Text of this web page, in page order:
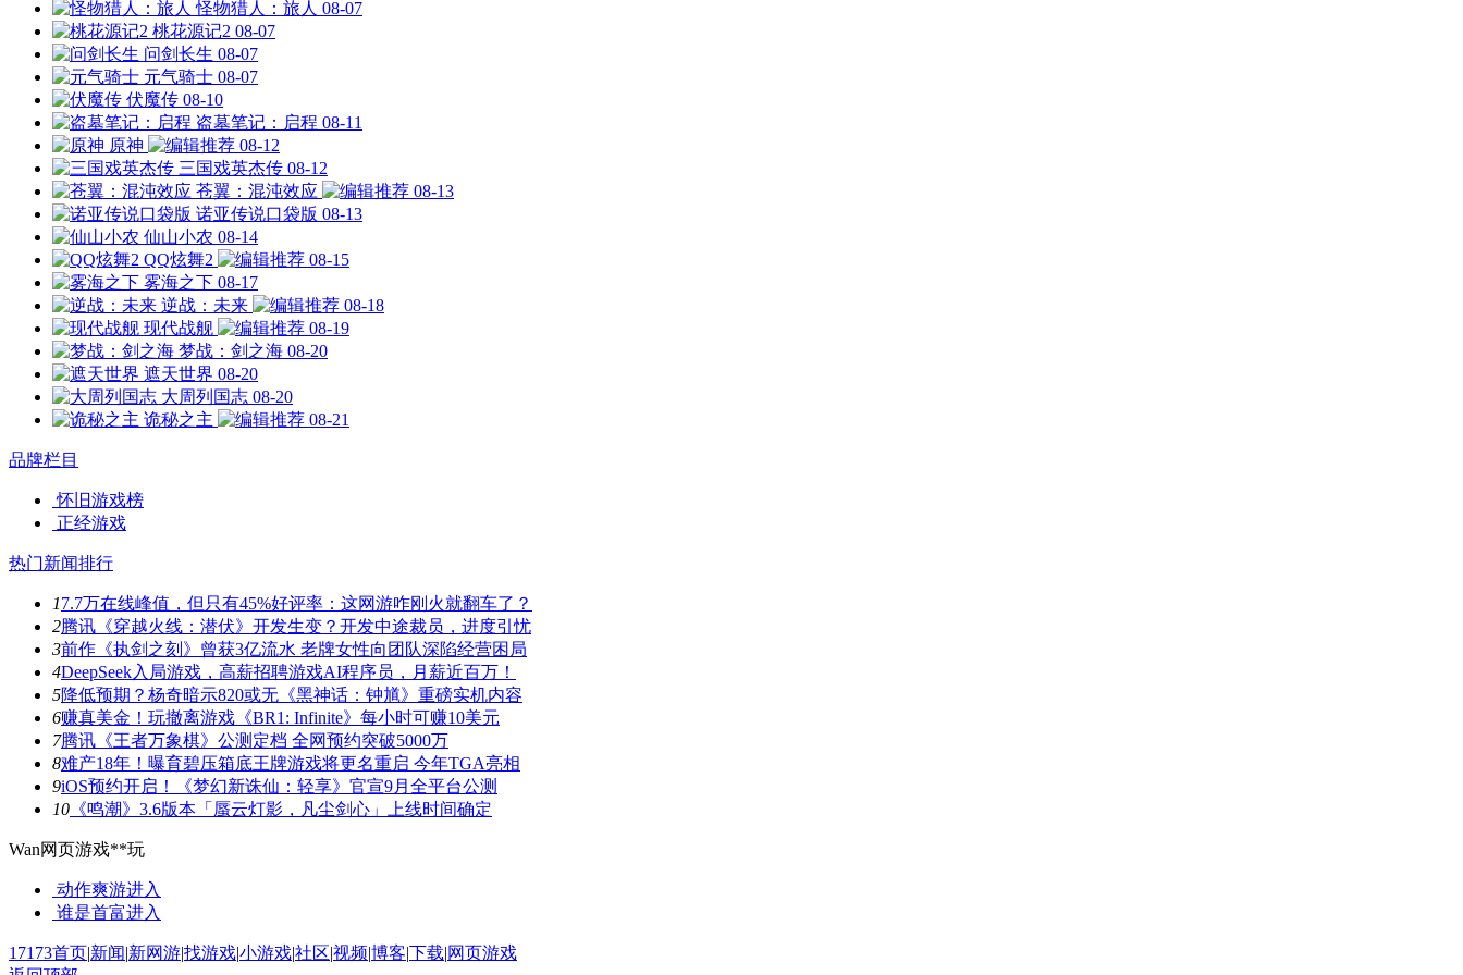
怪物猎人：旅人 08-07
桃花源记2 08-07
问剑长生 08-07
元气骑士 08-07
伏魔传 08-10
盗墓笔记：启程 08-11
原神
08-12
三国戏英杰传 08-12
苍翼：混沌效应
08-13
诺亚传说口袋版 08-13
仙山小农 08-14
QQ炫舞2
08-15
雾海之下 08-17
逆战：未来
08-18
现代战舰
08-19
梦战：剑之海 08-20
遮天世界 08-20
大周列国志 08-20
诡秘之主
08-21
品牌栏目
怀旧游戏榜
正经游戏
热门新闻排行
17.7万在线峰值，但只有45%好评率：这网游咋刚火就翻车了？
2腾讯《穿越火线：潜伏》开发生变？开发中途裁员，进度引忧
3前作《执剑之刻》曾获3亿流水 老牌女性向团队深陷经营困局
4DeepSeek入局游戏，高薪招聘游戏AI程序员，月薪近百万！
5降低预期？杨奇暗示820或无《黑神话：钟馗》重磅实机内容
6赚真美金！玩撤离游戏《BR1: Infinite》每小时可赚10美元
7腾讯《王者万象棋》公测定档 全网预约突破5000万
8难产18年！曝育碧压箱底王牌游戏将更名重启 今年TGA亮相
9iOS预约开启！《梦幻新诛仙：轻享》官宣9月全平台公测
10 《鸣潮》3.6版本「蜃云灯影，凡尘剑心」上线时间确定
Wan网页游戏**玩
动作爽游进入
谁是首富进入
17173首页|新闻|新网游|找游戏|小游戏|社区|视频|博客|下载|网页游戏